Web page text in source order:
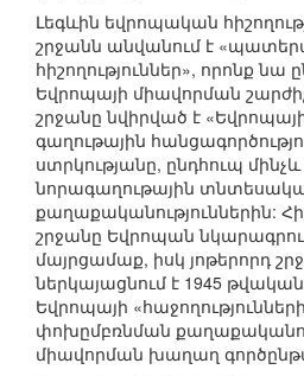
Լեգևին եվրոպական
շրջանն անվանում է
հիշողություններ», որոնք նա
Եվրոպայի միավորման
շրջանը նվիրված է
գաղութային
ստրկությանը, ընդհուպ
նորագաղութային
քաղաքականություններին:
շրջանը Եվրոպան
մայրցամաք, իսկ յոթերորդ
ներկայացնում է 1945
Եվրոպայի
փոխըմբռնման
միավորման խաղաղ